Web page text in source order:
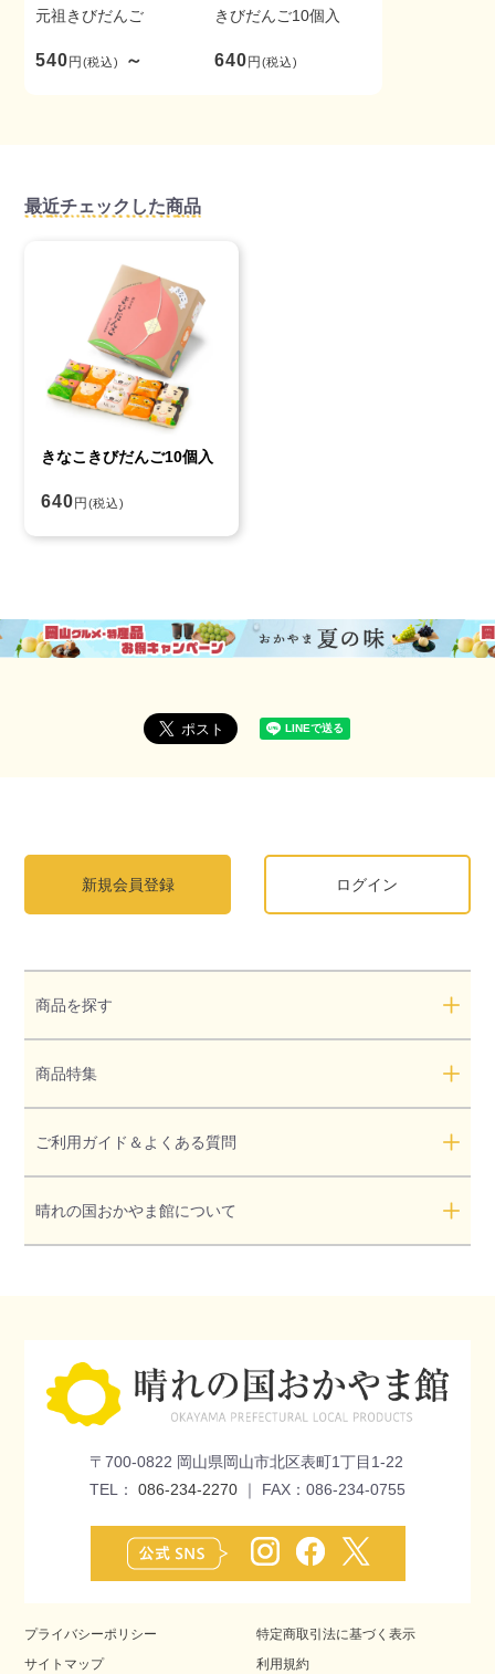
元祖きびだんご
540円(税込) ～
きびだんご10個入
640円(税込)
最近チェックした商品
きなこきびだんご10個入
640 円 (税込)
新規会員登録 ログイン
商品を探す
商品特集
ご利用ガイド＆よくある質問
晴れの国おかやま館について
〒700-0822 岡山県岡山市北区表町1丁目1-22
TEL： 086-234-2270 ｜ FAX：086-234-0755
プライバシーポリシー
特定商取引法に基づく表示
サイトマップ
利用規約